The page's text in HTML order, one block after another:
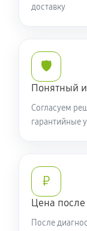
доставку
🛡️
Понятный
Согласуем
гарантийные
₽
Цена
После